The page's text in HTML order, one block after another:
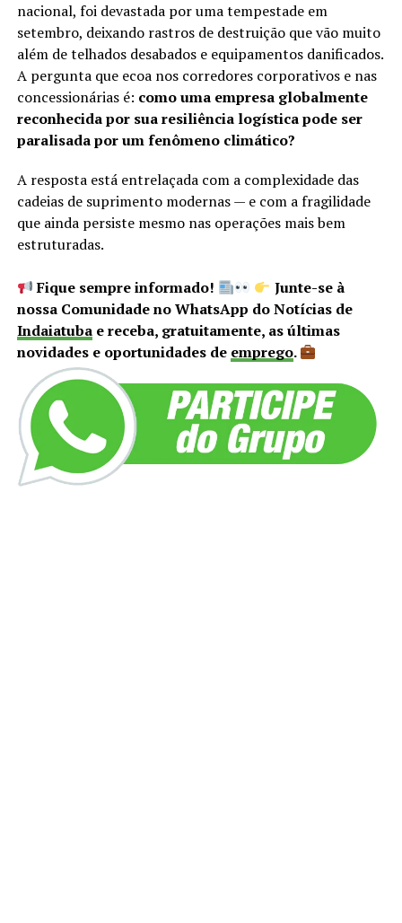
nacional, foi devastada por uma tempestade em
setembro, deixando rastros de destruição que vão muito
além de telhados desabados e equipamentos danificados.
A pergunta que ecoa nos corredores corporativos e nas
concessionárias é: como uma empresa globalmente
reconhecida por sua resiliência logística pode ser
paralisada por um fenômeno climático?
A resposta está entrelaçada com a complexidade das
cadeias de suprimento modernas — e com a fragilidade
que ainda persiste mesmo nas operações mais bem
estruturadas.
Fique sempre informado!
Junte-se à
nossa Comunidade no WhatsApp do Notícias de
Indaiatubae receba, gratuitamente, as últimas
novidades e oportunidades de emprego.